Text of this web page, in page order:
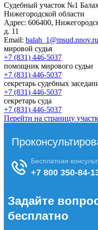
Судебный участок №1
Нижегородской области
Адрес: 606400,
д. 11
Email: balah_1@msud.nnov.ru
мировой судья
+7 (831) 446-5037
помощник мирового судьи
+7 (831) 446-5037
секретарь судебных
+7 (831) 446-5037
секретарь суда
+7 (831) 446-5037
Перейти на страницу